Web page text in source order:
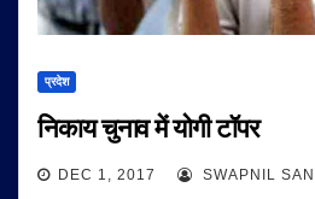
प्रदेश
निकाय चुनाव में योगी टॉपर
DEC 1, 2017 SWAPNIL